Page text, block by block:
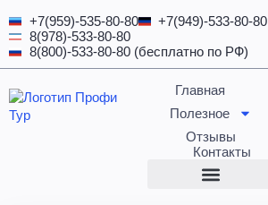
+7(959)-535-80-80
+7(949)-533-80-80
8(978)-533-80-80
8(800)-533-80-80 (бесплатно по РФ)
Главная
Полезное
Отзывы
Контакты